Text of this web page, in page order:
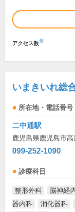
アクセス数※
いまきいれ総
所在地・電話番号
二中通駅
鹿児島県鹿児島市
099-252-1090
診療科目
整形外科 脳神経
器内科
消化器科